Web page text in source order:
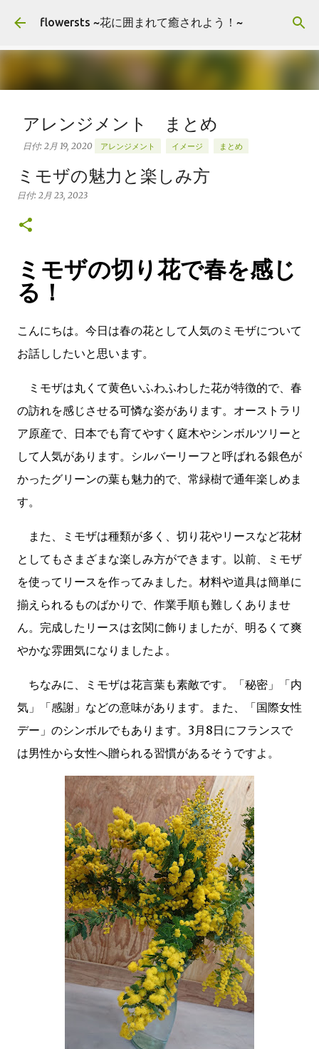
スキップしてメイン コンテンツに移動
flowersts ~花に囲まれて癒されよう！~
アレンジメント まとめ
日付: 2月 19, 2020 アレンジメント イメージ まとめ
お花の画像を公開してます。 楽しんでいただけたら嬉しいで
す。 ”ラベル”タグよりグループ分けできます。 お花の大まか
きな画像をご自由にお使いくださいませ。 Arrangement
イ Arrangement Tulips Cherry tree Carnation
Viburnum Buprenium チューリップ サクラコマチ カーネ
ーション ガマズミ ブプレニウム Arrangement Oriental-
andromeda Alchemilla オリエンタルユリ（シベリア） リ
Arrangement Tulips Sweet pea Carnation Hypericum
ピー カーネーション ヒペリカム グリーンベル ハゴロモジャ
スミン レザーファン Arrangement Rose (Eve Piazze)
Symphoricarpos albus Grape ivy バラ（イヴピアチェ）
Rose Carnation Eustoma Sankirai Hagoromo Jasmine
Geranium バラ（イヴピアチェ） カーネーション トルコキ
キョウ サンキライ ハゴロモジャスミン ゼラニューム
buprenium tulip c...
ミモザの魅力と楽しみ方
日付: 2月 23, 2023
ミモザの切り花で春を感じ
る！
こんにちは。今日は春の花として人気のミモザについて
お話ししたいと思います。
ミモザは丸くて黄色いふわふわした花が特徴的で、春
の訪れを感じさせる可憐な姿があります。オーストラリ
ア原産で、日本でも育てやすく庭木やシンボルツリーと
して人気があります。シルバーリーフと呼ばれる銀色が
かったグリーンの葉も魅力的で、常緑樹で通年楽しめま
す。
また、ミモザは種類が多く、切り花やリースなど花材
としてもさまざまな楽しみ方ができます。以前、ミモザ
を使ってリースを作ってみました。材料や道具は簡単に
揃えられるものばかりで、作業手順も難しくありませ
ん。完成したリースは玄関に飾りましたが、明るくて爽
やかな雰囲気になりましたよ。
ちなみに、ミモザは花言葉も素敵です。「秘密」「内
気」「感謝」などの意味があります。また、「国際女性
デー」のシンボルでもあります。3月8日にフランスで
は男性から女性へ贈られる習慣があるそうですよ。